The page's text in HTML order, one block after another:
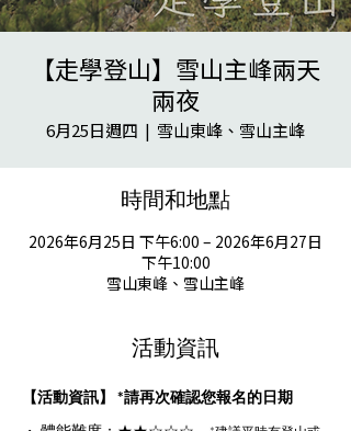
【走學登山】雪山主峰兩天
兩夜
6月25日週四
  |
雪山東峰、雪山主峰
時間和地點
2026年6月25日 下午6:00 – 2026年6月27日
下午10:00
雪山東峰、雪山主峰
活動資訊
【活動資訊】 *請再次確認您報名的日期